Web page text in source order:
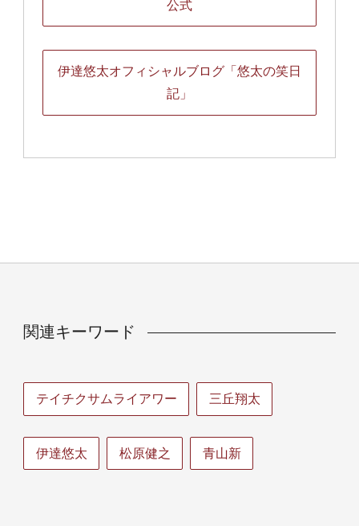
公式
伊達悠太オフィシャルブログ「悠太の笑日
記」
関連キーワード
テイチクサムライアワー 三丘翔太
伊達悠太 松原健之 青山新